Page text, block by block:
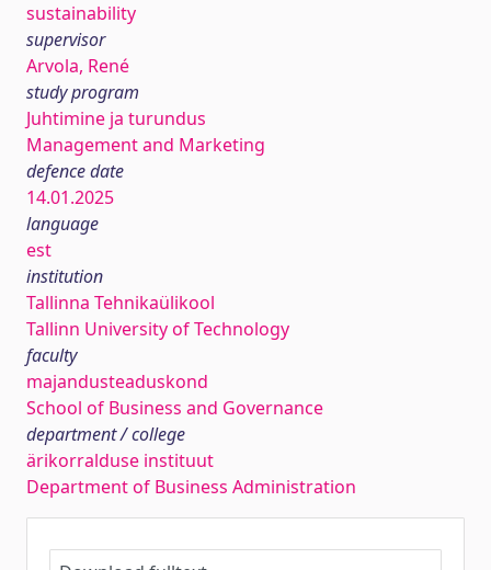
sustainability
supervisor
Arvola, René
study program
Juhtimine ja turundus
Management and Marketing
defence date
14.01.2025
language
est
institution
Tallinna Tehnikaülikool
Tallinn University of Technology
faculty
majandusteaduskond
School of Business and Governance
department / college
ärikorralduse instituut
Department of Business Administration